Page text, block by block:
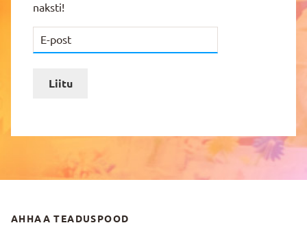
naksti!
Liitu
AHHAA TEADUSPOOD